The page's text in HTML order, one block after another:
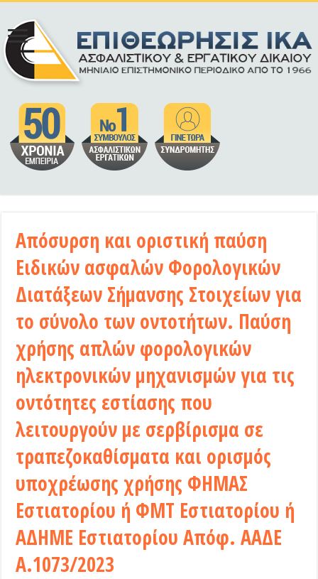
Απόσυρση και οριστική παύση
Ειδικών ασφαλών Φορολογικών
Διατάξεων Σήμανσης Στοιχείων για
το σύνολο των οντοτήτων. Παύση
χρήσης απλών φορολογικών
ηλεκτρονικών μηχανισμών για τις
οντότητες εστίασης που
λειτουργούν με σερβίρισμα σε
τραπεζοκαθίσματα και ορισμός
υποχρέωσης χρήσης ΦΗΜΑΣ
Εστιατορίου ή ΦΜΤ Εστιατορίου ή
ΑΔΗΜΕ Εστιατορίου Απόφ. ΑΑΔΕ
Α.1073/2023